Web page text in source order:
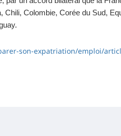
Colombie, Corée du Sud,
son-expatriation/emploi/